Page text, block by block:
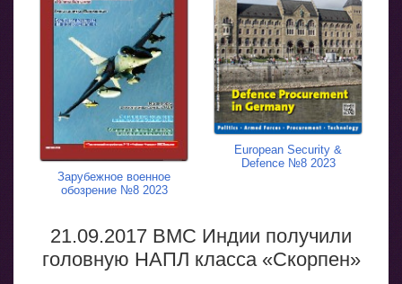
Зарубежное военное
обозрение №8 2023
European Security &
Defence №8 2023
21.09.2017 ВМС Индии получили
головную НАПЛ класса «Скорпен»